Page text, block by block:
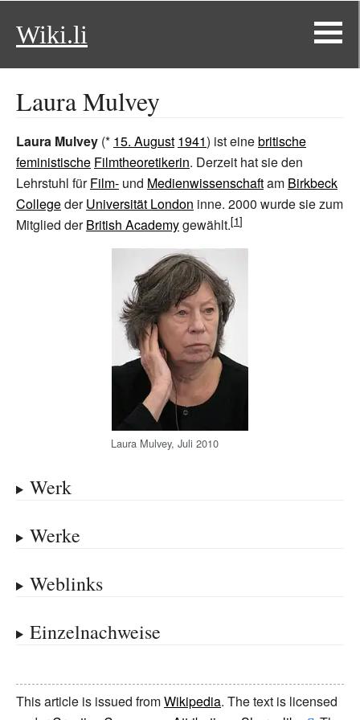
Wiki.li
Laura Mulvey
Laura Mulvey (* 15. August 1941) ist einebritische
feministische Filmtheoretikerin. Derzeit hat sie den
Lehrstuhl fürFilm- und Medienwissenschaftam Birkbeck
CollegederUniversität London inne. 2000 wurde sie zum
Mitglied derBritish Academygewählt.
Laura Mulvey, Juli 2010
Werk
Werke
Weblinks
Einzelnachweise
This article is issued fromWikipedia. The text is licensed